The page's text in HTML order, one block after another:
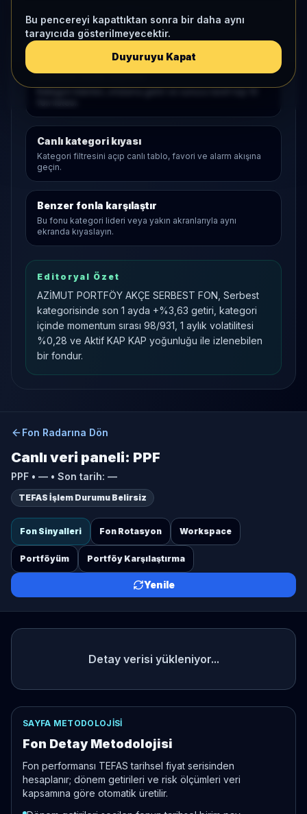
Bu pencereyi kapattıktan sonra bir daha aynı
tarayıcıda gösterilmeyecektir.
Duyuruyu Kapat
Araştırma Akışı
Serbestaçılış sayfası
Canlı kategori kıyası
Kategori filtresini açıp canlı tablo, favori ve alarm akışına
geçin.
Benzer fonla karşılaştır
Bu fonu kategori lideri veya yakın akranlarıyla aynı
ekranda kıyaslayın.
Editoryal Özet
AZİMUT PORTFÖY AKÇE SERBEST FON, Serbest
kategorisinde son 1 ayda +%3,63 getiri, kategori
içinde momentum sırası 98/931, 1 aylık volatilitesi
%0,28 ve Aktif KAP KAP yoğunluğu ile izlenebilen
bir fondur.
Fon Radarına Dön
Canlı veri paneli: PPF
PPF • — • Son tarih: —
TEFAS İşlem Durumu Belirsiz
Fon Sinyalleri Fon Rotasyon Workspace
Portföyüm Portföy Karşılaştırma
Yenile
Detay verisi yükleniyor...
SAYFA METODOLOJISI
Fon Detay Metodolojisi
Fon performansı TEFAS tarihsel fiyat serisinden
hesaplanır; dönem getirileri ve risk ölçümleri veri
kapsamına göre otomatik üretilir.